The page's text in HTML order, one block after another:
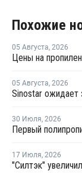
Похожие
05 Августа, 2026
05 Августа, 2026
Sinostar ожидает
30 Июля, 2026
17 Июля, 2026